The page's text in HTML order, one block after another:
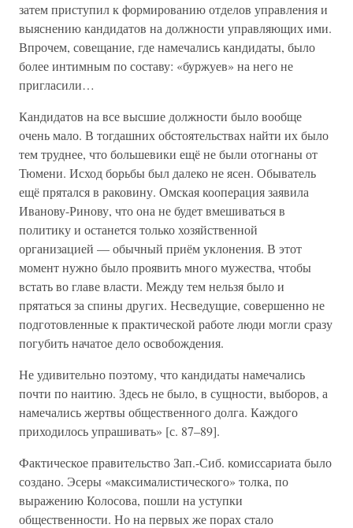
затем приступил к формированию отделов управления и
выяснению кандидатов на должности управляющих ими.
Впрочем, совещание, где намечались кандидаты, было
более интимным по составу: «буржуев» на него не
пригласили…
Кандидатов на все высшие должности было вообще
очень мало. В тогдашних обстоятельствах найти их было
тем труднее, что большевики ещё не были отогнаны от
Тюмени. Исход борьбы был далеко не ясен. Обыватель
ещё прятался в раковину. Омская кооперация заявила
Иванову-Ринову, что она не будет вмешиваться в
политику и останется только хозяйственной
организацией — обычный приём уклонения. В этот
момент нужно было проявить много мужества, чтобы
встать во главе власти. Между тем нельзя было и
прятаться за спины других. Несведущие, совершенно не
подготовленные к практической работе люди могли сразу
погубить начатое дело освобождения.
Не удивительно поэтому, что кандидаты намечались
почти по наитию. Здесь не было, в сущности, выборов, а
намечались жертвы общественного долга. Каждого
приходилось упрашивать» [с. 87–89].
Фактическое правительство Зап.-Сиб. комиссариата было
создано. Эсеры «максималистического» толка, по
выражению Колосова, пошли на уступки
общественности. Но на первых же порах стало